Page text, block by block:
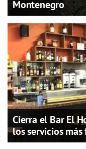
Montenegro
Cierra el Bar El
los servicios